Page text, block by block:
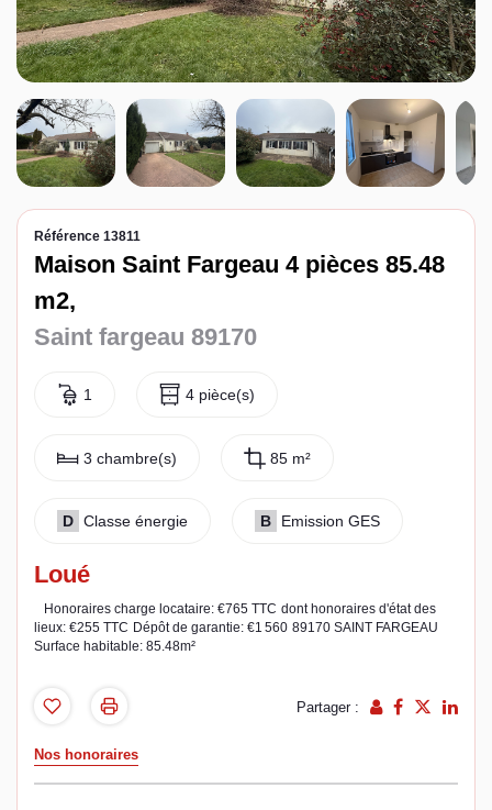
Faire gérer
Syndic
Espace client
Référence 13811
Maison Saint Fargeau 4 pièces 85.48
m2,
Saint fargeau 89170
1 4 pièce(s)
3 chambre(s) 85 m²
D Classe énergie B Emission GES
Loué
Honoraires charge locataire: €765 TTC dont honoraires d'état des
lieux: €255 TTC Dépôt de garantie: €1 560 89170 SAINT FARGEAU
Surface habitable: 85.48m²
Partager :
Nos honoraires